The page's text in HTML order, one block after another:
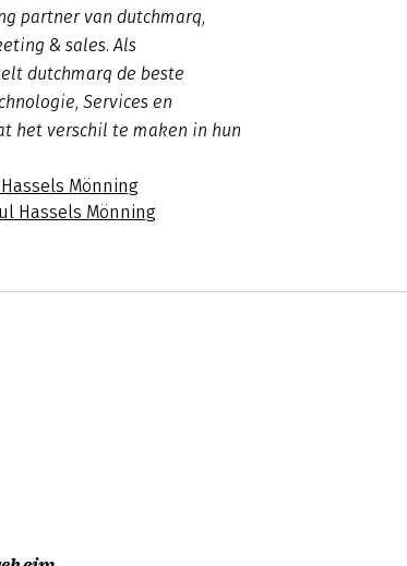
partner van dutchmarq,
& sales. Als
dutchmarq de beste
Services en
het verschil te maken in hun
Mönning
Hassels Mönning